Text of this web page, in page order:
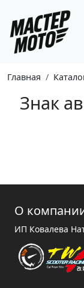
Главная
Знак
О
ИП Ковалева